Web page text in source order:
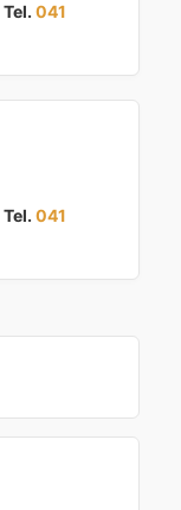
Tel. 041
Tel. 041